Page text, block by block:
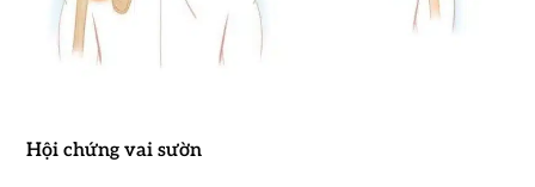
Hội chứng vai sườn